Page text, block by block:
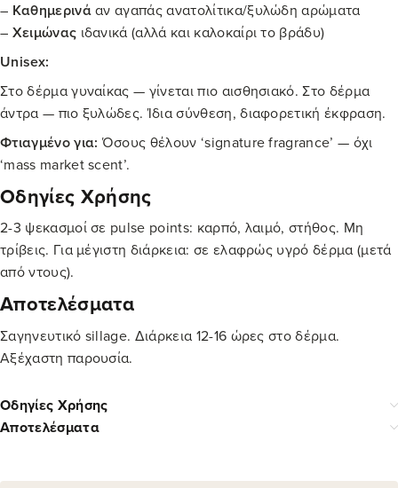
– Καθημερινάαν αγαπάς ανατολίτικα/ξυλώδη αρώματα
– Χειμώνας ιδανικά (αλλά και καλοκαίρι το βράδυ)
Unisex:
Στο δέρμα γυναίκας — γίνεται πιο αισθησιακό. Στο δέρμα
άντρα — πιο ξυλώδες. Ίδια σύνθεση, διαφορετική έκφραση.
Φτιαγμένο για: Όσους θέλουν ‘signature fragrance’ — όχι
‘mass market scent’.
Οδηγίες Χρήσης
2-3 ψεκασμοί σε pulse points: καρπό, λαιμό, στήθος. Μη
τρίβεις. Για μέγιστη διάρκεια: σε ελαφρώς υγρό δέρμα (μετά
από ντους).
Αποτελέσματα
Σαγηνευτικό sillage. Διάρκεια 12-16 ώρες στο δέρμα.
Αξέχαστη παρουσία.
Οδηγίες Χρήσης
Αποτελέσματα